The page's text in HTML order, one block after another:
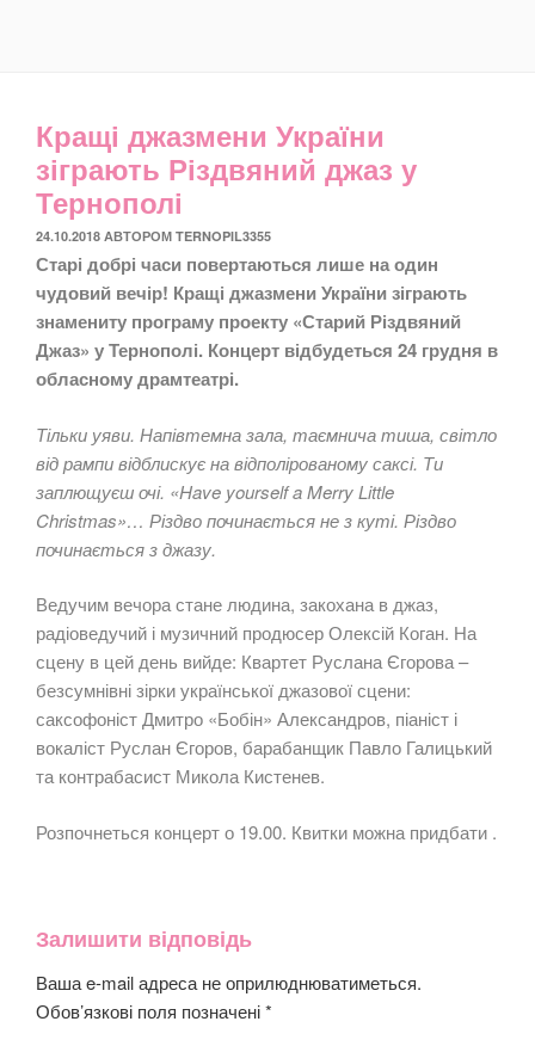
Кращі джазмени України
зіграють Різдвяний джаз у
Тернополі
ОПУБЛІКОВАНО
24.10.2018 АВТОРОМ TERNOPIL3355
Старі добрі часи повертаються лише на один
чудовий вечір! Кращі джазмени України зіграють
знамениту програму проекту «Старий Різдвяний
Джаз» у Тернополі. Концерт відбудеться 24 грудня в
обласному драмтеатрі.
Тільки уяви. Напівтемна зала, таємнича тиша, світло
від рампи відблискує на відполірованому саксі. Ти
заплющуєш очі. «Have yourself a Merry Little
Christmas»… Різдво починається не з куті. Різдво
починається з джазу.
Ведучим вечора стане людина, закохана в джаз,
радіоведучий і музичний продюсер Олексій Коган. На
сцену в цей день вийде: Квартет Руслана Єгорова –
безсумнівні зірки української джазової сцени:
саксофоніст Дмитро «Бобін» Александров, піаніст і
вокаліст Руслан Єгоров, барабанщик Павло Галицький
та контрабасист Микола Кистенев.
Розпочнеться концерт о 19.00. Квитки можна придбати .
Залишити відповідь
Ваша e-mail адреса не оприлюднюватиметься.
Обов’язкові поля позначені*